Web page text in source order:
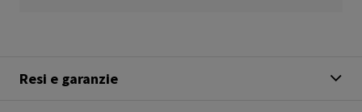
Resi e garanzie